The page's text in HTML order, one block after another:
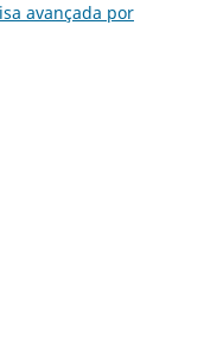
avançada por